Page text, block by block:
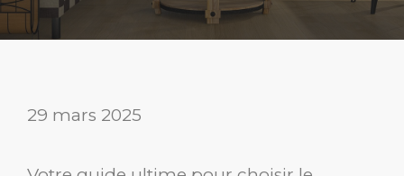
29 mars 2025